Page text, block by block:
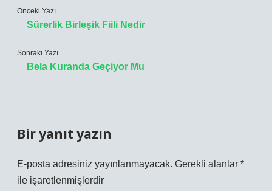
Önceki Yazı
Sürerlik Birleşik Fiili Nedir
Sonraki Yazı
Bela Kuranda Geçiyor Mu
Bir yanıt yazın
E-posta adresiniz yayınlanmayacak. Gerekli alanlar *
ile işaretlenmişlerdir